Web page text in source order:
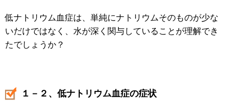
低ナトリウム血症は、単純にナトリウムそのものが少な
いだけではなく、水が深く関与していることが理解でき
たでしょうか？
１－２、低ナトリウム血症の症状